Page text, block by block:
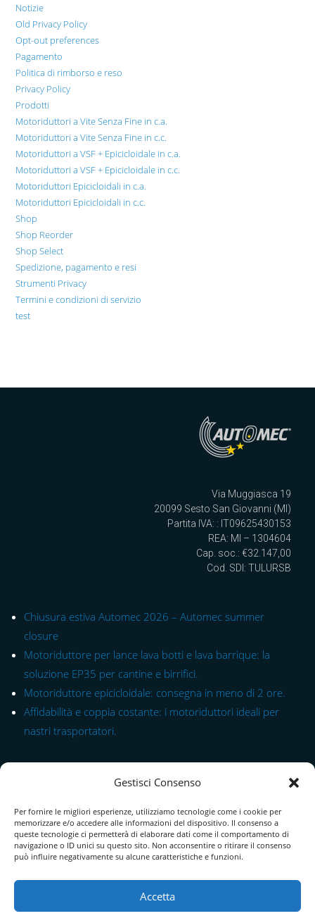
Gestisci Consenso
Per fornire le migliori esperienze, utilizziamo tecnologie come i cookie per
memorizzare e/o accedere alle informazioni del dispositivo. Il consenso a
queste tecnologie ci permetterà di elaborare dati come il comportamento di
navigazione o ID unici su questo sito. Non acconsentire o ritirare il consenso
può influire negativamente su alcune caratteristiche e funzioni.
Accetta
Notizie
Old Privacy Policy
Opt-out preferences
Pagamento
Politica di rimborso e reso
Privacy Policy
Prodotti
Motoriduttori a Vite Senza Fine in c.a.
Motoriduttori a Vite Senza Fine in c.c.
Motoriduttori a VSF + Epicicloidale in c.a.
Motoriduttori a VSF + Epicicloidale in c.c.
Motoriduttori Epicicloidali in c.a.
Motoriduttori Epicicloidali in c.c.
Shop
Shop Reorder
Shop Select
Spedizione, pagamento e resi
Strumenti Privacy
Termini e condizioni di servizio
test
Via Muggiasca 19
20099 Sesto San Giovanni (MI)
Partita IVA: : IT09625430153
REA: MI – 1304604
Cap. soc.: €32.147,00
Cod. SDI: TULURSB
Chiusura estiva Automec 2026 – Automec summer
closure
Motoriduttore per lance lava botti e lava barrique: la
soluzione EP35 per cantine e birrifici.
Motoriduttore epicicloidale: consegna in meno di 2 ore.
Affidabilità e coppia costante: i motoriduttori ideali per
nastri trasportatori.
Chi Siamo
Download Catalogo PDF